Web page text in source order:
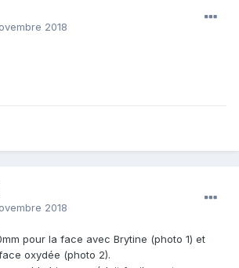
2018
2018
pour la face avec Brytine (photo 1) et
oxydée (photo 2).